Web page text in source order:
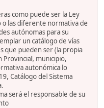
como puede ser la Ley
las diferente normativa de
autónomas para su
un catálogo de vías
que pueden ser (la propia
Provincial, municipio,
autonómica lo
Catálogo del Sistema
será el responsable de su